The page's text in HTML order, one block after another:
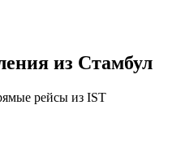
из Стамбул
рейсы из IST